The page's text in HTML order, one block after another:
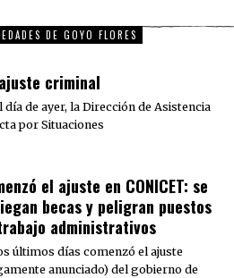
DE GOYO FLORES
criminal
día de ayer, la Dirección de Asistencia
por Situaciones
el ajuste en CONICET: se
becas y peligran puestos
administrativos
últimos días comenzó el ajuste
anunciado) del gobierno de